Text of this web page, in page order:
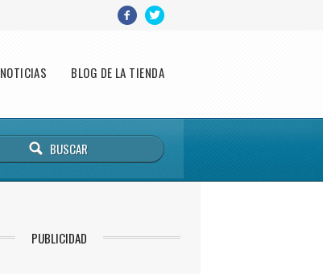
NOTICIAS BLOG DE LA TIENDA
PUBLICIDAD